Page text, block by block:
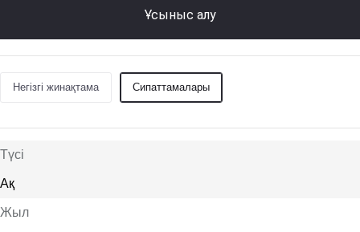
Ұсыныс алу
Негізгі жинақтама Сипаттамалары
Түсі
Ақ
Жыл